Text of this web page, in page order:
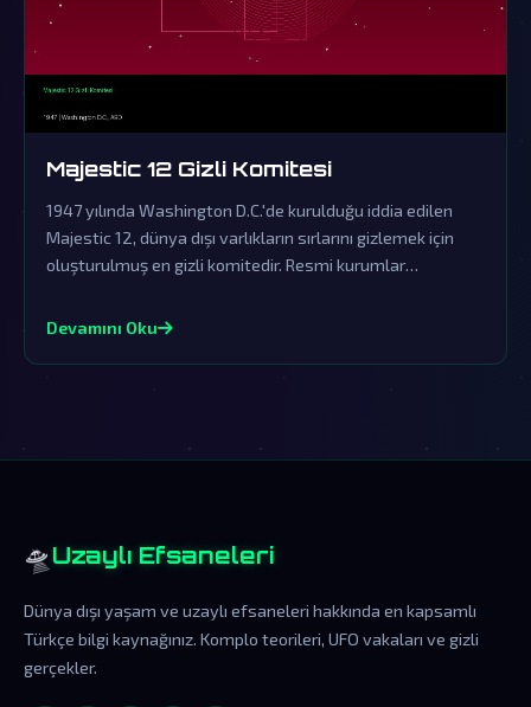
Majestic 12 Gizli Komitesi
1947 yılında Washington D.C.'de kurulduğu iddia edilen
Majestic 12, dünya dışı varlıkların sırlarını gizlemek için
oluşturulmuş en gizli komitedir. Resmi kurumlar
ziyaretçilerin varlığını saklayan devasa bir komplo
Devamını Oku
🛸 Uzaylı Efsaneleri
Dünya dışı yaşam ve uzaylı efsaneleri hakkında en kapsamlı
Türkçe bilgi kaynağınız. Komplo teorileri, UFO vakaları ve gizli
gerçekler.